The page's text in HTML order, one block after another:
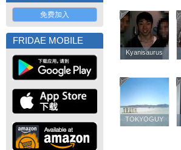
免费加入
FRIDAE MOBILE
Kyanisaurus
Kyanisaurus
TOKYOGUY
TOKYOGUY